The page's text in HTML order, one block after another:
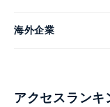
海外企業
アクセスランキ